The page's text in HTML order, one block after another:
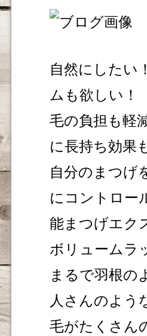
自然にしたい
ムも欲しい！
毛の負担も軽
に長持ち効果
自分のまつげ
にコントロー
能まつげエク
ボリュームラ
まるで羽根の
人さんのよう
毛がたくさん